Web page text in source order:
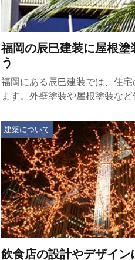
福岡の辰巳建装に屋根塗
う
福岡にある辰巳建装では、住
ます。外壁塗装や屋根塗装な
飲食店の設計やデザイン
建築について